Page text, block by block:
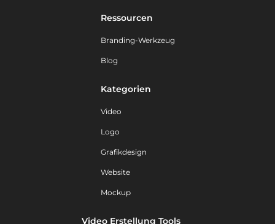
Ressourcen
Branding-Werkzeug
Blog
Kategorien
Video
Logo
Grafikdesign
Website
Mockup
Video Erstellung Tools